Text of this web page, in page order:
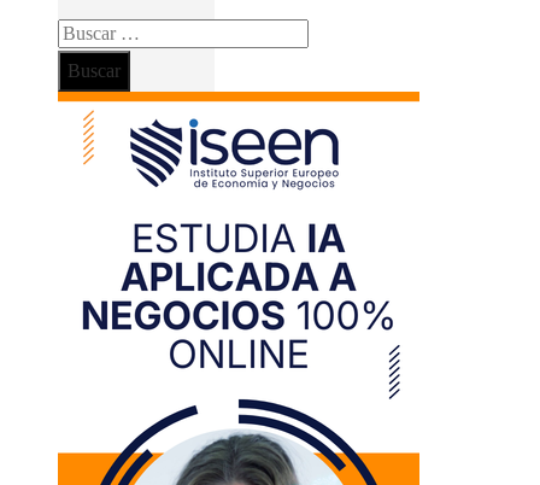
Buscar: